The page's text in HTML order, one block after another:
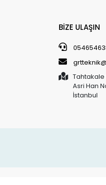
BİZE ULAŞIN
Tahtakale
Asri Han
İstanbul